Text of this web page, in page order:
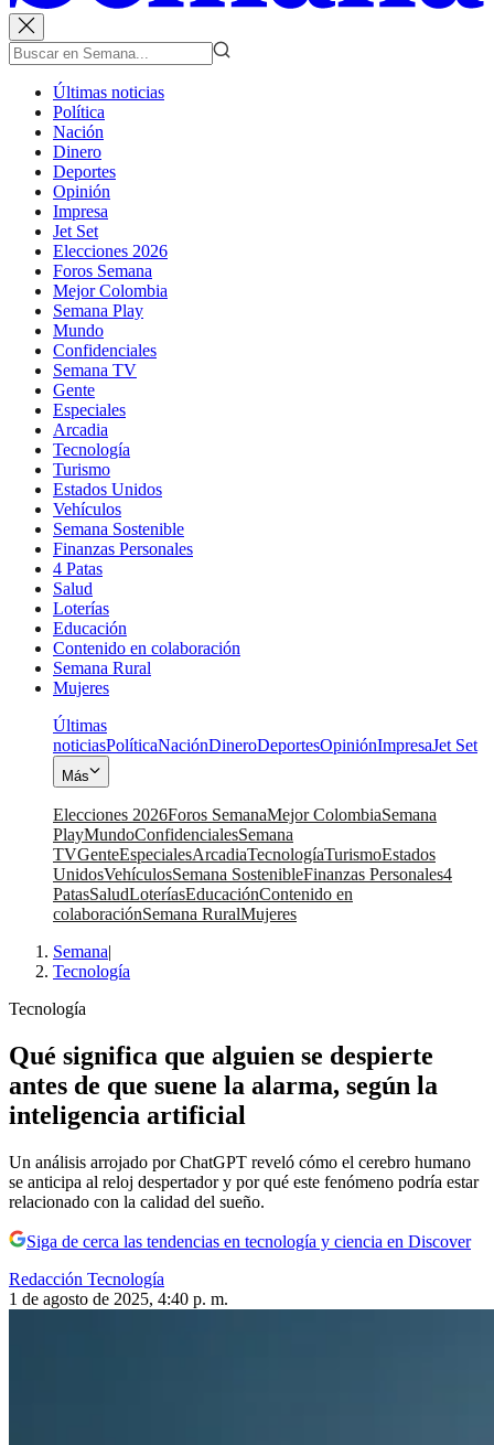
Últimas noticias
Política
Nación
Dinero
Deportes
Opinión
Impresa
Jet Set
Elecciones 2026
Foros Semana
Mejor Colombia
Semana Play
Mundo
Confidenciales
Semana TV
Gente
Especiales
Arcadia
Tecnología
Turismo
Estados Unidos
Vehículos
Semana Sostenible
Finanzas Personales
4 Patas
Salud
Loterías
Educación
Contenido en colaboración
Semana Rural
Mujeres
Últimas
noticiasPolíticaNaciónDineroDeportesOpiniónImpresaJet Set
Más
Elecciones 2026Foros SemanaMejor ColombiaSemana
PlayMundoConfidencialesSemana
TVGenteEspecialesArcadiaTecnologíaTurismoEstados
UnidosVehículosSemana SostenibleFinanzas Personales4
PatasSaludLoteríasEducaciónContenido en
colaboraciónSemana RuralMujeres
Semana|
Tecnología
Tecnología
Qué significa que alguien se despierte
antes de que suene la alarma, según la
inteligencia artificial
Un análisis arrojado por ChatGPT reveló cómo el cerebro humano
se anticipa al reloj despertador y por qué este fenómeno podría estar
relacionado con la calidad del sueño.
Siga de cerca las tendencias en tecnología y ciencia en Discover
Redacción Tecnología
1 de agosto de 2025, 4:40 p. m.